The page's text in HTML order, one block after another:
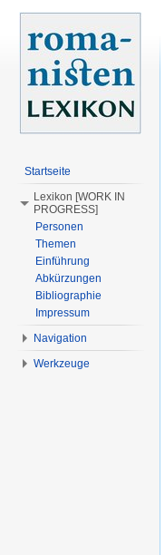
Startseite
Lexikon [WORK IN
PROGRESS]
Personen
Themen
Einführung
Abkürzungen
Bibliographie
Impressum
Navigation
Werkzeuge